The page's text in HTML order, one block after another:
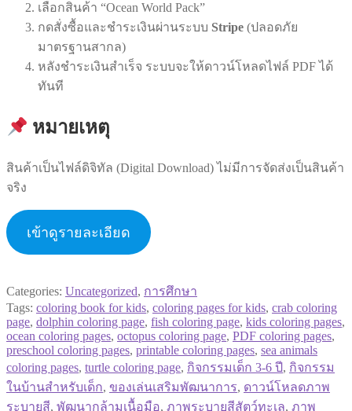
เลือกสินค้า “Ocean World Pack”
กดสั่งซื้อและชำระเงินผ่านระบบ Stripe (ปลอดภัย
มาตรฐานสากล)
หลังชำระเงินสำเร็จ ระบบจะให้ดาวน์โหลดไฟล์ PDF ได้
ทันที
หมายเหตุ
สินค้าเป็นไฟล์ดิจิทัล (Digital Download) ไม่มีการจัดส่งเป็นสินค้า
จริง
เข้าดูรายละเอียด
Categories: Uncategorized, การศึกษา
Tags: coloring book for kids, coloring pages for kids, crab coloring
page, dolphin coloring page, fish coloring page, kids coloring pages,
ocean coloring pages, octopus coloring page, PDF coloring pages,
preschool coloring pages, printable coloring pages, sea animals
coloring pages, turtle coloring page, กิจกรรมเด็ก 3-6 ปี, กิจกรรม
ในบ้านสำหรับเด็ก, ของเล่นเสริมพัฒนาการ, ดาวน์โหลดภาพ
ระบายสี, พัฒนากล้ามเนื้อมือ, ภาพระบายสีสัตว์ทะเล, ภาพ